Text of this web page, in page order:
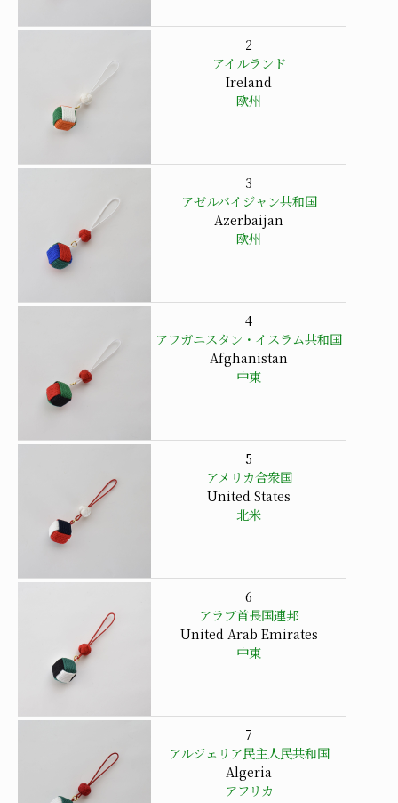
2
アイルランド
Ireland
欧州
3
アゼルバイジャン共和国
Azerbaijan
欧州
4
アフガニスタン・イスラム共和国
Afghanistan
中東
5
アメリカ合衆国
United States
北米
6
アラブ首長国連邦
United Arab Emirates
中東
7
アルジェリア民主人民共和国
Algeria
アフリカ